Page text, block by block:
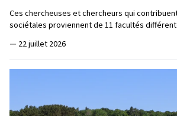
Ces chercheuses et chercheurs qui
sociétales proviennent de 11 facultés
— 22 juillet 2026